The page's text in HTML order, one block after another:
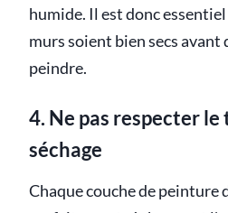
humide. Il est donc
murs soient bien secs avant
peindre.
4. Ne pas respecter le
séchage
Chaque couche de peinture